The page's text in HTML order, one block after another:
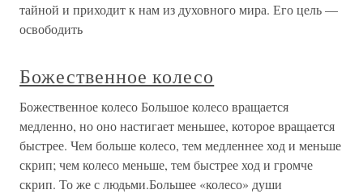
тайной и приходит к нам из духовного мира. Его цель —
освободить
Божественное колесо
Божественное колесо Большое колесо вращается
медленно, но оно настигает меньшее, которое вращается
быстрее. Чем больше колесо, тем медленнее ход и меньше
скрип; чем колесо меньше, тем быстрее ход и громче
скрип. То же с людьми.Большее «колесо» души